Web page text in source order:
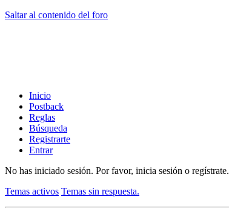
Saltar al contenido del foro
Inicio
Postback
Reglas
Búsqueda
Registrarte
Entrar
No has iniciado sesión. Por favor, inicia sesión o regístrate.
Temas activos Temas sin respuesta.